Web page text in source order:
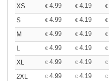
XS € 4.99 € 4.19 €
S
€ 4.99 € 4.19 €
M
€ 4.99 € 4.19 €
L
€ 4.99 € 4.19 €
XL
€ 4.99 € 4.19 €
2XL
€ 4.99 € 4.19 €